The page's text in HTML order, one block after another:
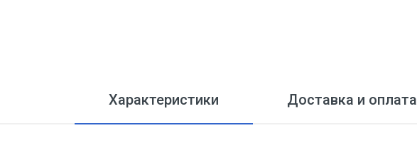
Характеристики Доставка и оплата